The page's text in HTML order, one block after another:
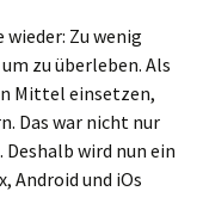
Zu wenig
zu überleben. Als
Mittel einsetzen,
Das war nicht nur
wird nun ein
Android und iOs